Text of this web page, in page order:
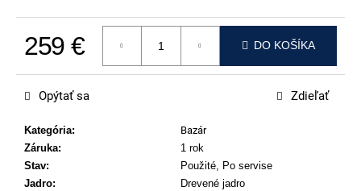
259 €
Jednotková cena:
DO KOŠÍKA
Kategória:
Bazár
Záruka:
1 rok
Stav:
Použité, Po servise
Jadro:
Drevené jadro
Opýtať sa Zdieľať
e
VOLKL
RACETIGER
GS
89